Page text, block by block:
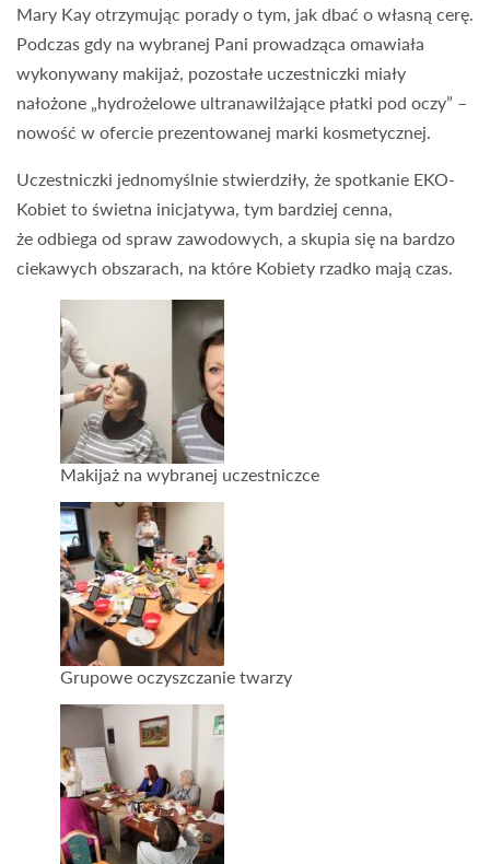
Mary Kay otrzymując porady o tym, jak dbać o własną cerę.
Podczas gdy na wybranej Pani prowadząca omawiała
wykonywany makijaż, pozostałe uczestniczki miały
nałożone „hydrożelowe ultranawilżające płatki pod oczy” –
nowość w ofercie prezentowanej marki kosmetycznej.
Uczestniczki jednomyślnie stwierdziły, że spotkanie EKO-
Kobiet to świetna inicjatywa, tym bardziej cenna,
że odbiega od spraw zawodowych, a skupia się na bardzo
ciekawych obszarach, na które Kobiety rzadko mają czas.
Makijaż na wybranej uczestniczce
Grupowe oczyszczanie twarzy